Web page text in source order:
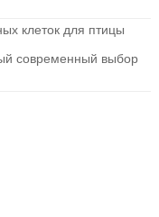
клеток для птицы
современный выбор